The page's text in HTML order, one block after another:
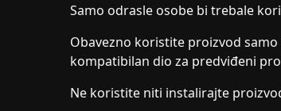
Samo odrasle osobe bi trebale
Obavezno koristite proizvod
kompatibilan dio za predviđeni
Ne koristite niti instalirajte